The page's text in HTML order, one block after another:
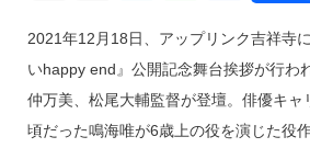
e
a
d
e
n
a
e
c
e
b
2021年12月18日、アップリンク吉祥寺
いhappy end』公開記念舞台挨拶が行わ
仲万美、松尾大輔監督が登壇。俳優キャ
頃だった鳴海唯が6歳上の役を演じた役